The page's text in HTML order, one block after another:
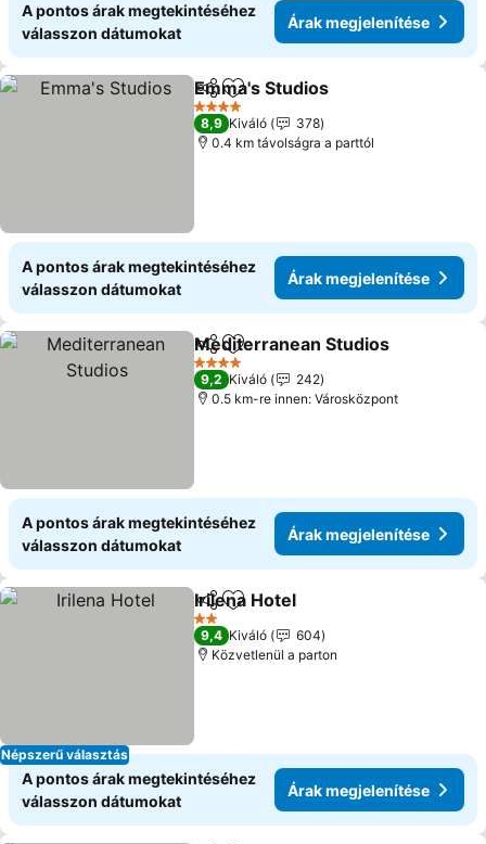
A pontos árak megtekintéséhez
válasszon dátumokat
Árak megjelenítése
Megosztás
Hozzáadás a kedvencekhez
Emma's Studios
4 Kategória
8,9 Kiváló
378
0.4 km távolságra a parttól
A pontos árak megtekintéséhez
válasszon dátumokat
Árak megjelenítése
Megosztás
Hozzáadás a kedvencekhez
Mediterranean Studios
4 Kategória
9,2 Kiváló
242
0.5 km-re innen: Városközpont
A pontos árak megtekintéséhez
válasszon dátumokat
Árak megjelenítése
Népszerű választás
Megosztás
Hozzáadás a kedvencekhez
Irilena Hotel
2 Kategória
9,4 Kiváló
604
Közvetlenül a parton
A pontos árak megtekintéséhez
válasszon dátumokat
Árak megjelenítése